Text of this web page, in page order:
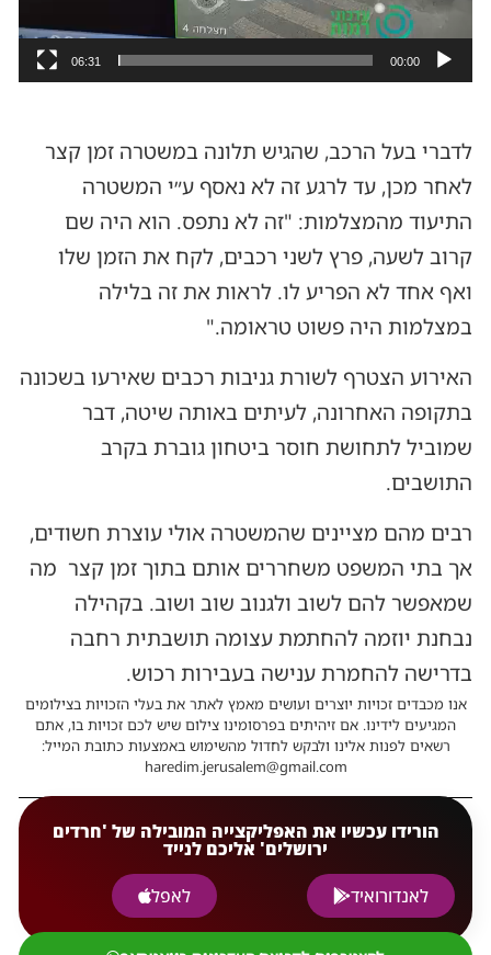
00:00
06:31
לדברי בעל הרכב, שהגיש תלונה במשטרה זמן קצר
לאחר מכן, עד לרגע זה לא נאסף ע״י המשטרה
התיעוד מהמצלמות: "זה לא נתפס. הוא היה שם
קרוב לשעה, פרץ לשני רכבים, לקח את הזמן שלו
ואף אחד לא הפריע לו. לראות את זה בלילה
במצלמות היה פשוט טראומה."
האירוע הצטרף לשורת גניבות רכבים שאירעו בשכונה
בתקופה האחרונה, לעיתים באותה שיטה, דבר
שמוביל לתחושת חוסר ביטחון גוברת בקרב
התושבים.
רבים מהם מציינים שהמשטרה אולי עוצרת חשודים,
אך בתי המשפט משחררים אותם בתוך זמן קצר מה
שמאפשר להם לשוב ולגנוב שוב ושוב. בקהילה
נבחנת יוזמה להחתמת עצומה תושבתית רחבה
בדרישה להחמרת ענישה בעבירות רכוש.
אנו מכבדים זכויות יוצרים ועושים מאמץ לאתר את בעלי הזכויות בצילומים
המגיעים לידינו. אם זיהיתים בפרסומינו צילום שיש לכם זכויות בו, אתם
רשאים לפנות אלינו ולבקש לחדול מהשימוש באמצעות כתובת המייל:
haredim.jerusalem@gmail.com
הורידו עכשיו את האפליקצייה המובילה של 'חרדים
ירושלים' אליכם לנייד
לאנדורואיד
לאפל